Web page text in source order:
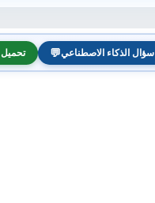
تحميل 💬سؤال الذكاء الاصطناعي